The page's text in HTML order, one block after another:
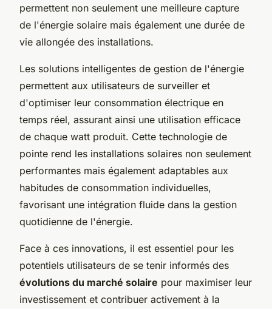
permettent non seulement une meilleure capture
de l'énergie solaire mais également une durée de
vie allongée des installations.
Les solutions intelligentes de gestion de l'énergie
permettent aux utilisateurs de surveiller et
d'optimiser leur consommation électrique en
temps réel, assurant ainsi une utilisation efficace
de chaque watt produit. Cette technologie de
pointe rend les installations solaires non seulement
performantes mais également adaptables aux
habitudes de consommation individuelles,
favorisant une intégration fluide dans la gestion
quotidienne de l'énergie.
Face à ces innovations, il est essentiel pour les
potentiels utilisateurs de se tenir informés des
évolutions du marché solaire pour maximiser leur
investissement et contribuer activement à la